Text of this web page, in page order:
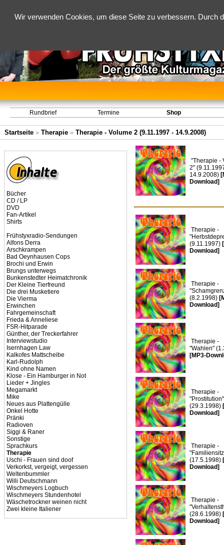
Wir verwenden Cookies, um diese Seite zu verbessern.
Rundbrief Termine Shop
Startseite » Therapie » Therapie - Volume 2 (9.11.1997 - 14.9.2008)
Bücher
CD / LP
DVD
Fan-Artikel
Shirts
Frühstyxradio-Sendungen
Alfons Derra
Arschkrampen
Bad Oeynhausen Cops
Brochi und Erwin
Brungs unterwegs
Bunkenstedter Heimatchronik
Der Kleine Tierfreund
Die drei Musketiere
Die Vierma
Erwinchen
Fahrgemeinschaft
Frieda & Anneliese
FSR-Hitparade
Günther, der Treckerfahrer
Interviewstudio
Isernhagen Law
Kalkofes Mattscheibe
Karl-Rudolph
Kind ohne Namen
Klose - Ein Hamburger in Not
Lieder + Jingles
Megamarkt
Mike
Neues aus Plattengülle
Onkel Hotte
Pränki
Radioven
Siggi & Raner
Sonstige
Sprachkurs
Therapie
Uschi - Frauen sind doof
Verkorkst, vergeigt, vergessen
Weltenbummler
Willi Deutschmann
Wischmeyers Logbuch
Wischmeyers Stundenhotel
Wäschetrockner weinen nicht
Zwei kleine Italiener
"Therapie -
2"
14.9.2008)
Download]
Therapie -
(9.11.1997)
Download]
Therapie -
(8.2.1998)
Download]
Therapie -
"Wahlen"
[MP3-
Therapie -
"Prostitution"
(29.3.1998)
Download]
Therapie -
(17.5.1998)
Download]
Therapie -
(28.6.1998)
Download]